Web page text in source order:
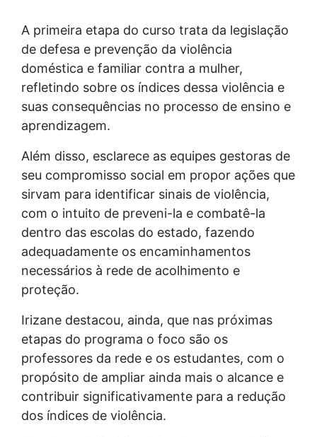
A primeira etapa do curso trata da legislação
de defesa e prevenção da violência
doméstica e familiar contra a mulher,
refletindo sobre os índices dessa violência e
suas consequências no processo de ensino e
aprendizagem.
Além disso, esclarece as equipes gestoras de
seu compromisso social em propor ações que
sirvam para identificar sinais de violência,
com o intuito de preveni-la e combatê-la
dentro das escolas do estado, fazendo
adequadamente os encaminhamentos
necessários à rede de acolhimento e
proteção.
Irizane destacou, ainda, que nas próximas
etapas do programa o foco são os
professores da rede e os estudantes, com o
propósito de ampliar ainda mais o alcance e
contribuir significativamente para a redução
dos índices de violência.